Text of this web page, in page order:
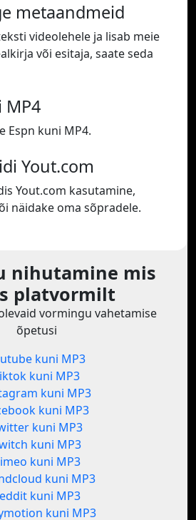
metaandmeid
videolehele ja lisab meie
või esitaja, saate seda
MP4
Espn kuni MP4.
Yout.com
Yout.com kasutamine,
näidake oma sõpradele.
nihutamine mis
platvormilt
vormingu vahetamise
õpetusi
kuni MP3
kuni MP3
kuni MP3
kuni MP3
kuni MP3
kuni MP3
kuni MP3
kuni MP3
kuni MP3
kuni MP3